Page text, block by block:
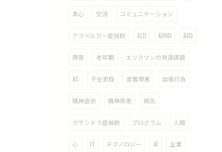
真心 交流 コミュニケーション
アスペルガー症候群 SLD ADHD ASD
障害 老年期 エリクソンの発達課題
AC 不全家庭 愛着障害 自傷行為
精神症状 精神疾患 病気
カサンドラ症候群 プログラム 人間
心 IT テクノロジー AI 企業